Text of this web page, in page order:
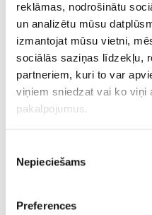
reklāmas, nodrošinātu
un analizētu mūsu
izmantojat mūsu vietni,
sociālās saziņas līdzekļu,
partneriem, kuri to var
viņiem sniedzat vai ko viņi
pakalpojumus.
izvēle
Nepieciešams
Preferences
Double-sided
Ask question